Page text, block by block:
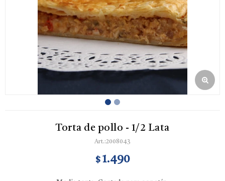
Torta de pollo - 1/2 Lata
2008043
$ 1.490